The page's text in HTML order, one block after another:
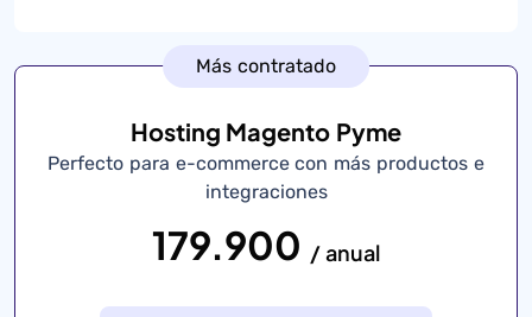
Más contratado
Hosting Magento Pyme
Perfecto para e-commerce con más productos e
integraciones
179.900 / anual